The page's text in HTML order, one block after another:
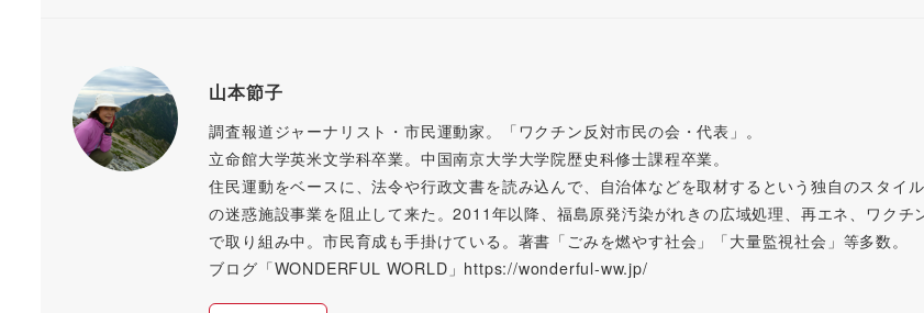
山本節子
調査報道ジャーナリスト・市民運動家。「ワクチン反対市民の会・代表」。
立命館大学英米文学科卒業。中国南京大学大学院歴史科修士課程卒業。
住民運動をベースに、法令や行政文書を読み込んで、自治体などを取材するという独自のスタイ
の迷惑施設事業を阻止して来た。2011年以降、福島原発汚染がれきの広域処理、再エネ、ワク
で取り組み中。市民育成も手掛けている。著書「ごみを燃やす社会」「大量監視社会」等多数。
ブログ「WONDERFUL WORLD」https://wonderful-ww.jp/